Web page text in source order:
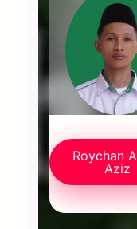
Roychan
Aziz